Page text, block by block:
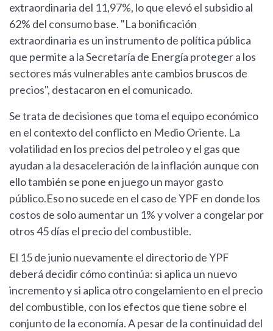
extraordinaria del 11,97%, lo que elevó el subsidio al
62% del consumo base. "La bonificación
extraordinaria es un instrumento de política pública
que permite a la Secretaría de Energía proteger a los
sectores más vulnerables ante cambios bruscos de
precios", destacaron en el comunicado.
Se trata de decisiones que toma el equipo económico
en el contexto del conflicto en Medio Oriente. La
volatilidad en los precios del petroleo y el gas que
ayudan a la desaceleración de la inflación aunque con
ello también se pone en juego un mayor gasto
público.Eso no sucede en el caso de YPF en donde los
costos de solo aumentar un 1% y volver a congelar por
otros 45 días el precio del combustible.
El 15 de junio nuevamente el directorio de YPF
deberá decidir cómo continúa: si aplica un nuevo
incremento y si aplica otro congelamiento en el precio
del combustible, con los efectos que tiene sobre el
conjunto de la economía. A pesar de la continuidad del